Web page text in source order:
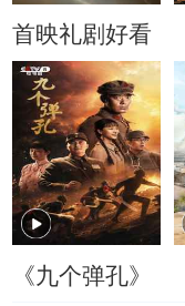
首映礼剧好看
《九个弹孔》